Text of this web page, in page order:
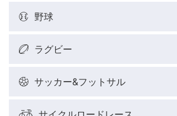
野球
ラグビー
サッカー&フットサル